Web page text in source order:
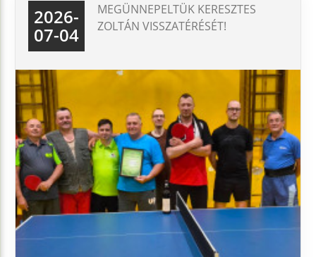
2026-
07-04
MEGÜNNEPELTÜK KERESZTES
ZOLTÁN VISSZATÉRÉSÉT!